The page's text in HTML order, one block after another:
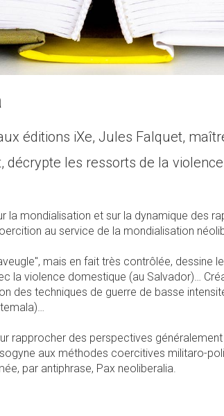
éditions iXe, Jules Falquet,
décrypte les ressorts de la
la mondialisation et sur la dynamique des
au service de la mondialisation
mais en fait très contrôlée, dessine
la violence domestique (au Salvador)…
des techniques de guerre de basse
rapprocher des perspectives
aux méthodes coercitives militaro-
par antiphrase, Pax neoliberalia.